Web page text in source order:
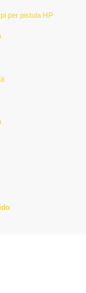
per pistola HP